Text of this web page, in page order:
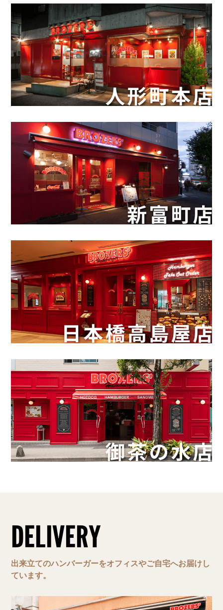
DELIVERY
出来立てのハンバーガーをオフィスやご自宅へお届けし
ています。